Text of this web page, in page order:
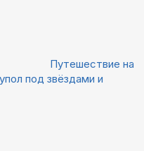
Путешествие на
под звёздами и